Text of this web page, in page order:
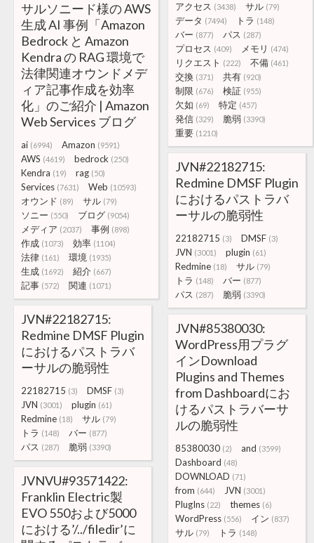
アクセス (3438) サル (79)
データ (7494) トラ (148)
バー (877) パス (287)
プロセス (409) メモリ (474)
リクエスト (222) 不備 (461)
交換 (371) 共有 (920)
制限 (676) 検証 (955)
欠如 (69) 特定 (457)
発信 (329) 脆弱 (3390)
重要 (1210)
サルソニード様の AWS
生成 AI 事例「Amazon
Bedrock と Amazon
Kendra の RAG 環境で
法律関連オウンドメデ
ィア記事作成を効率
化」のご紹介 | Amazon
Web Services ブログ
ai (6994) Amazon (9591)
AWS (4619) bedrock (250)
Kendra (19) rag (50)
Services (7631) Web (10593)
オウンド (89) サル (79)
ソニー (550) ブログ (9054)
メディア (2037) 事例 (898)
作成 (1073) 効率 (1104)
法律 (161) 環境 (1935)
生成 (1692) 紹介 (667)
記事 (572) 関連 (1071)
JVN#22182715:
Redmine DMSF Plugin
におけるパストラバ
ーサルの脆弱性
22182715 (3) DMSF (3)
JVN (3001) plugin (61)
Redmine (18) サル (79)
トラ (148) バー (877)
パス (287) 脆弱 (3390)
JVN#22182715:
Redmine DMSF Plugin
におけるパストラバ
ーサルの脆弱性
22182715 (3) DMSF (3)
JVN (3001) plugin (61)
Redmine (18) サル (79)
トラ (148) バー (877)
パス (287) 脆弱 (3390)
JVN#85380030:
WordPress用プラグ
インDownload
Plugins and Themes
from Dashboardにお
けるパストラバーサ
ルの脆弱性
85380030 (2) and (3599)
Dashboard (48)
DOWNLOAD (71)
from (644) JVN (3001)
PlugIns (22) themes (6)
WordPress (556) イン (837)
サル (79) トラ (148)
JVNVU#93571422:
Franklin Electric製
EVO 550および5000
における’/../filedir’に